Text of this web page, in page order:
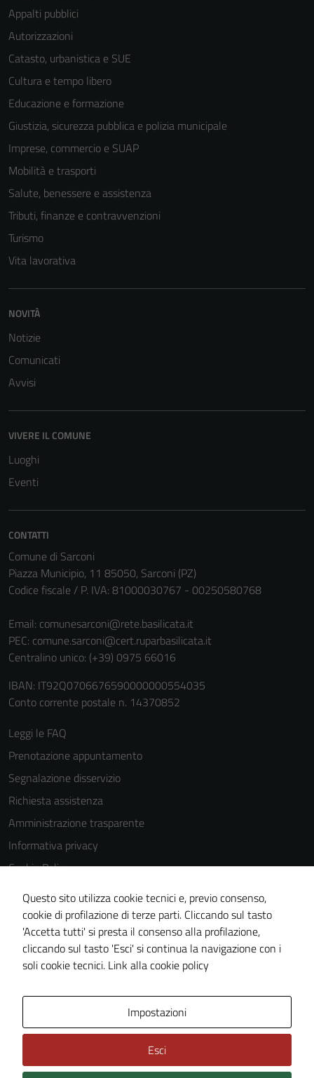
Appalti pubblici
Autorizzazioni
Catasto, urbanistica e SUE
Cultura e tempo libero
Educazione e formazione
Giustizia, sicurezza pubblica e polizia municipale
Imprese, commercio e SUAP
Mobilità e trasporti
Salute, benessere e assistenza
Tributi, finanze e contravvenzioni
Turismo
Vita lavorativa
NOVITÀ
Notizie
Comunicati
Avvisi
VIVERE IL COMUNE
Luoghi
Eventi
CONTATTI
Comune di Sarconi
Piazza Municipio, 11 85050, Sarconi (PZ)
Codice fiscale / P. IVA: 81000030767 - 00250580768
Email: comunesarconi@rete.basilicata.it
PEC: comune.sarconi@cert.ruparbasilicata.it
Centralino unico: (+39) 0975 66016
IBAN: IT92Q0706676590000000554035
Conto corrente postale n. 14370852
Leggi le FAQ
Prenotazione appuntamento
Segnalazione disservizio
Richiesta assistenza
Amministrazione trasparente
Informativa privacy
Cookie Policy
Note legali
Dichiarazione di accessibilità
Piano di miglioramento del sito
Statistiche sito web
Questo sito utilizza cookie tecnici e, previo consenso,
cookie di profilazione di terze parti. Cliccando sul tasto
'Accetta tutti' si presta il consenso alla profilazione,
cliccando sul tasto 'Esci' si continua la navigazione con i
soli cookie tecnici. Link alla cookie policy
Impostazioni
Esci
essere